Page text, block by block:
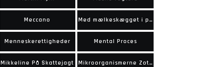
Meccano Med mælkeskægget i postkassen
Menneskerettigheder Mental Proces
Mikkeline På Skattejagt Mikroorganismerne Zoto & Zym